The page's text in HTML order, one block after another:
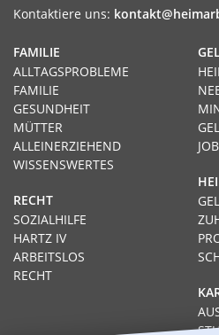
Kontaktiere uns:
JOB
FAMILIE
ALLTAGSPROBLEME
FAMILIE
GESUNDHEIT
MÜTTER
ALLEINERZIEHEND
WISSENSWERTES
RECHT
SOZIALHILFE
HARTZ IV
ARBEITSLOS
RECHT